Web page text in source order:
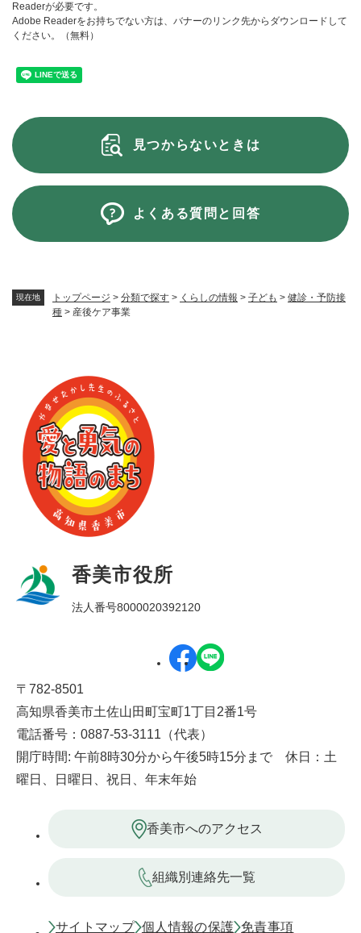
現在地 トップページ > 分類で探す > くらしの情報 > 子ども > 健診・予防接
種 > 産後ケア事業
Readerが必要です。
Adobe Readerをお持ちでない方は、バナーのリンク先からダウンロードして
ください。（無料）
見つからないときは
よくある質問と回答
香美市役所
法人番号8000020392120
〒782-8501
高知県香美市土佐山田町宝町1丁目2番1号
電話番号：0887-53-3111（代表）
開庁時間: 午前8時30分から午後5時15分まで 休日：土
曜日、日曜日、祝日、年末年始
香美市へのアクセス
組織別連絡先一覧
サイトマップ 個人情報の保護 免責事項